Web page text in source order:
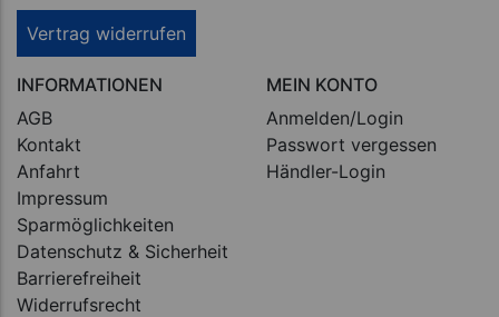
Vertrag widerrufen
INFORMATIONEN
AGB
Kontakt
Anfahrt
Impressum
Sparmöglichkeiten
Datenschutz & Sicherheit
Barrierefreiheit
Widerrufsrecht
MEIN KONTO
Anmelden/Login
Passwort vergessen
Händler-Login